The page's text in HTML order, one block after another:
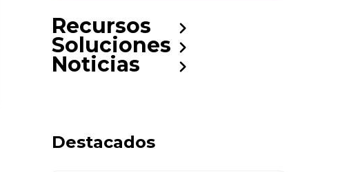
Recursos
Soluciones
Noticias
Destacados